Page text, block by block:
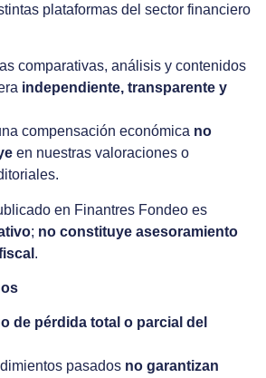
plataformas del sector financiero
comparativas, análisis y contenidos
independiente, transparente y
compensación económica no
en nuestras valoraciones o
en Finantres Fondeo es
; no constituye asesoramiento
.
de pérdida total o parcial del
pasados no garantizan